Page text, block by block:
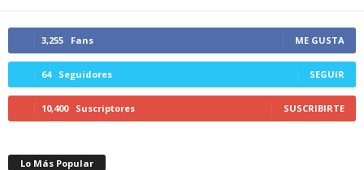
3,255 Fans ME GUSTA
64 Seguidores SEGUIR
10,400 Suscriptores SUSCRIBIRTE
Lo Más Popular